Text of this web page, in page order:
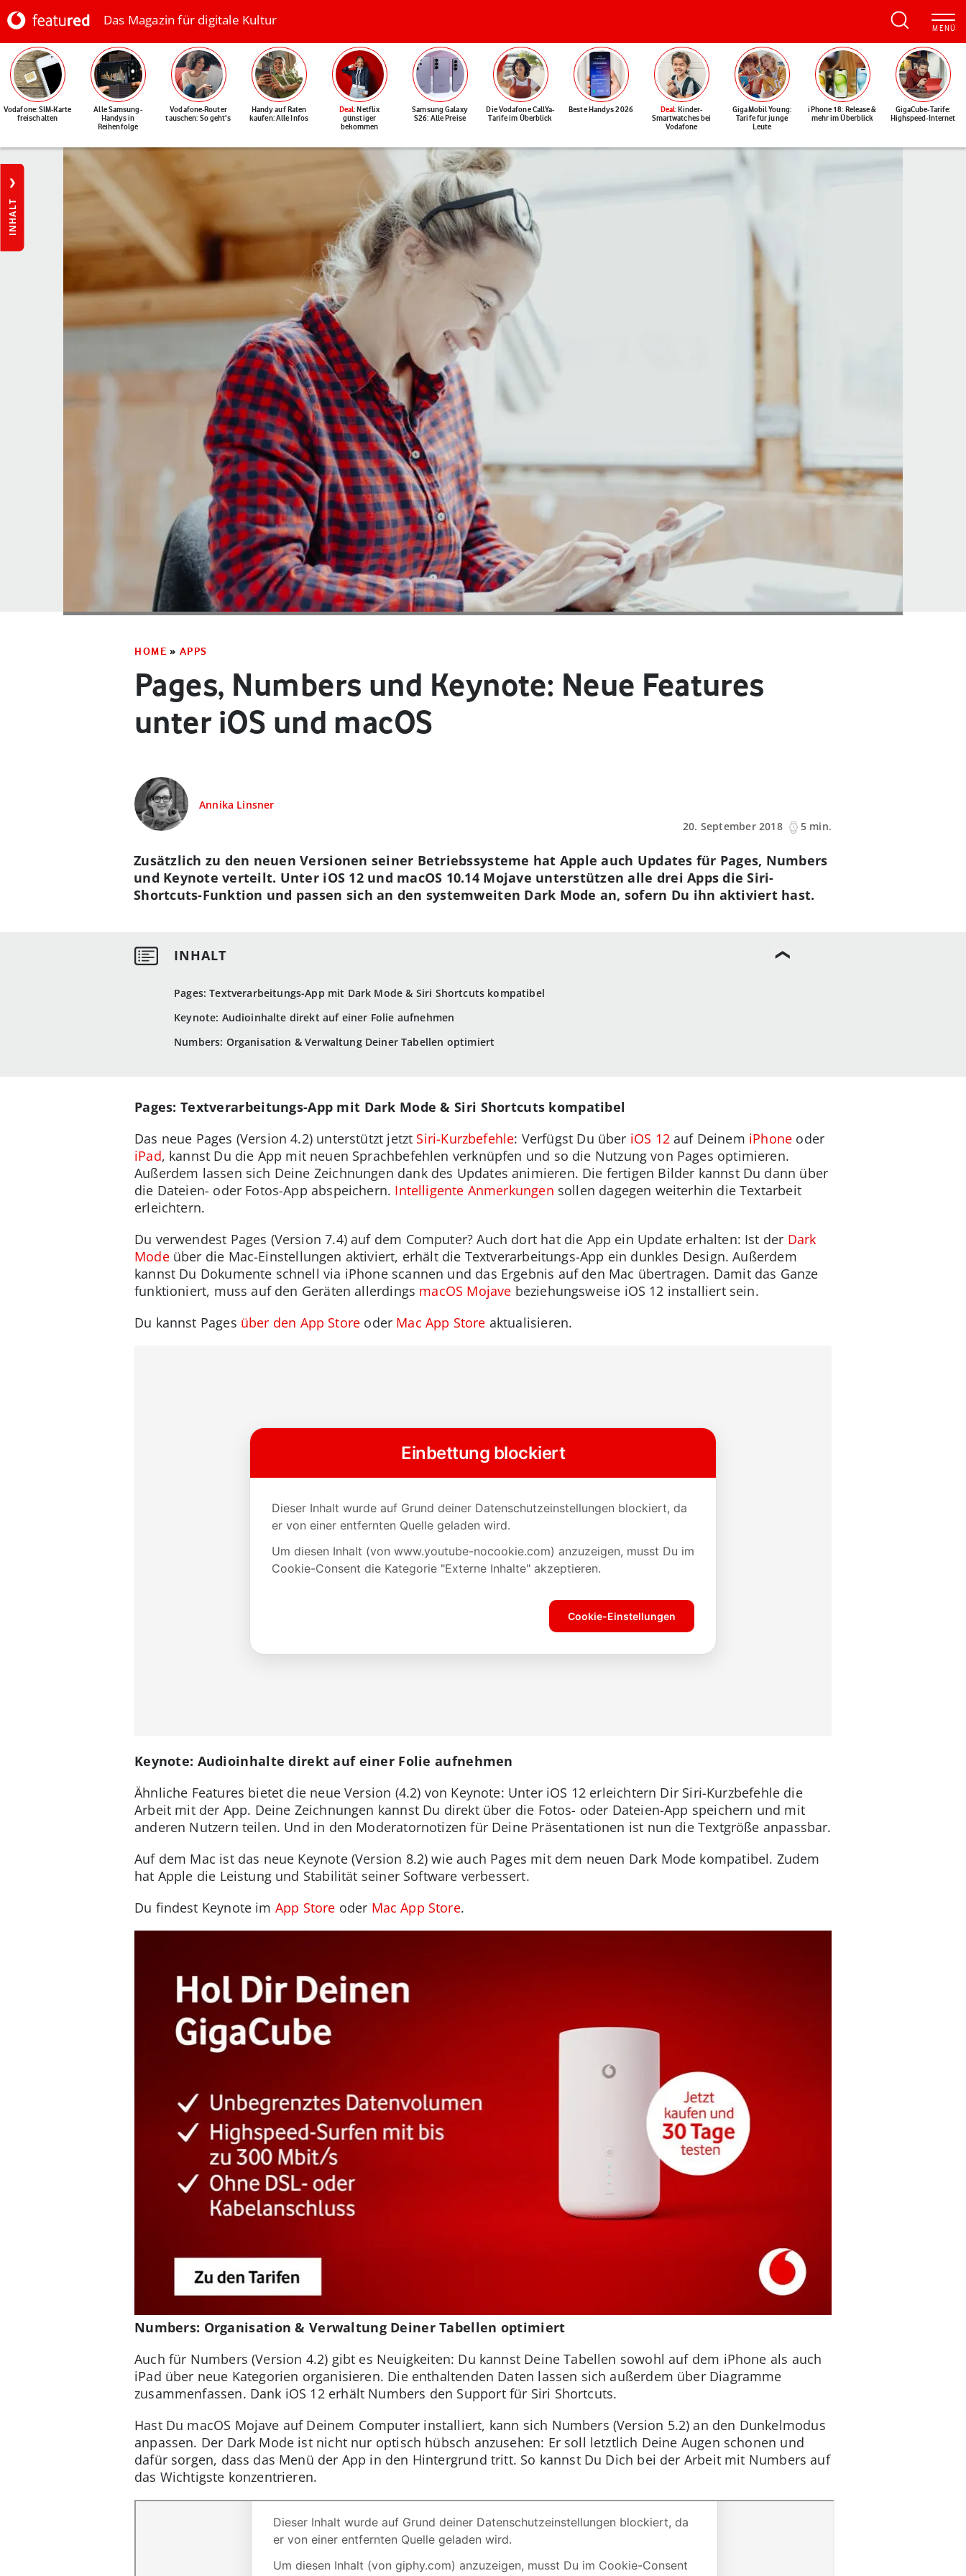
Das Magazin für digitale Kultur
Vodafone: SIM-Karte
freischalten
Alle Samsung-
Handys in
Reihenfolge
Vodafone-Router
tauschen: So geht's
Handy auf Raten
kaufen: Alle Infos
Deal: Netflix
günstiger
bekommen
Samsung Galaxy
S26: Alle Preise
Die Vodafone CallYa-
Tarife im Überblick
Beste Handys 2026 Deal: Kinder-
Smartwatches bei
Vodafone
GigaMobil Young:
Tarife für junge
Leute
iPhone 18: Release &
mehr im Überblick
GigaCube-Tarife:
Highspeed-Internet
INHALT
HOME » APPS
Pages, Numbers und Keynote: Neue Features
unter iOS und macOS
Annika Linsner
20. September 2018
5 min.
Pages: Textverarbeitungs-App mit Dark Mode & Siri Shortcuts kompatibel
Keynote: Audioinhalte direkt auf einer Folie aufnehmen
Numbers: Organisation & Verwaltung Deiner Tabellen optimiert
Zusätzlich zu den neuen Versionen seiner Betriebssysteme hat Apple auch Updates für Pages, Numbers
und Keynote verteilt. Unter iOS 12 und macOS 10.14 Mojave unterstützen alle drei Apps die Siri-
Shortcuts-Funktion und passen sich an den systemweiten Dark Mode an, sofern Du ihn aktiviert hast.
Pages: Textverarbeitungs-App mit Dark Mode & Siri Shortcuts kompatibel
Das neue Pages (Version 4.2) unterstützt jetzt Siri-Kurzbefehle: Verfügst Du über iOS 12auf Deinem iPhone oder
iPad, kannst Du die App mit neuen Sprachbefehlen verknüpfen und so die Nutzung von Pages optimieren.
Außerdem lassen sich Deine Zeichnungen dank des Updates animieren. Die fertigen Bilder kannst Du dann über
die Dateien- oder Fotos-App abspeichern. Intelligente Anmerkungen sollen dagegen weiterhin die Textarbeit
erleichtern.
Du verwendest Pages (Version 7.4) auf dem Computer? Auch dort hat die App ein Update erhalten: Ist der Dark
Modeüber die Mac-Einstellungen aktiviert, erhält die Textverarbeitungs-App ein dunkles Design. Außerdem
kannst Du Dokumente schnell via iPhone scannen und das Ergebnis auf den Mac übertragen. Damit das Ganze
funktioniert, muss auf den Geräten allerdings macOS Mojave beziehungsweise iOS 12 installiert sein.
Du kannst Pages über den App Store oder Mac App Store aktualisieren.
Keynote: Audioinhalte direkt auf einer Folie aufnehmen
Ähnliche Features bietet die neue Version (4.2) von Keynote: Unter iOS 12 erleichtern Dir Siri-Kurzbefehle die
Arbeit mit der App. Deine Zeichnungen kannst Du direkt über die Fotos- oder Dateien-App speichern und mit
anderen Nutzern teilen. Und in den Moderatornotizen für Deine Präsentationen ist nun die Textgröße anpassbar.
Auf dem Mac ist das neue Keynote (Version 8.2) wie auch Pages mit dem neuen Dark Mode kompatibel. Zudem
hat Apple die Leistung und Stabilität seiner Software verbessert.
Du findest Keynote im App Store oder Mac App Store.
Numbers: Organisation & Verwaltung Deiner Tabellen optimiert
Auch für Numbers (Version 4.2) gibt es Neuigkeiten: Du kannst Deine Tabellen sowohl auf dem iPhone als auch
iPad über neue Kategorien organisieren. Die enthaltenden Daten lassen sich außerdem über Diagramme
zusammenfassen. Dank iOS 12 erhält Numbers den Support für Siri Shortcuts.
Hast Du macOS Mojave auf Deinem Computer installiert, kann sich Numbers (Version 5.2) an den Dunkelmodus
anpassen. Der Dark Mode ist nicht nur optisch hübsch anzusehen: Er soll letztlich Deine Augen schonen und
dafür sorgen, dass das Menü der App in den Hintergrund tritt. So kannst Du Dich bei der Arbeit mit Numbers auf
das Wichtigste konzentrieren.